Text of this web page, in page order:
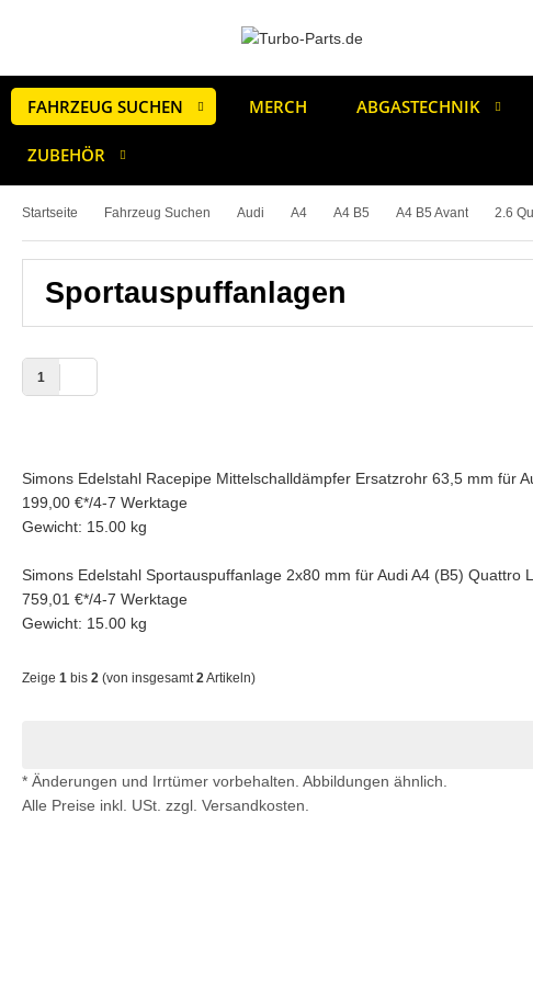
FAHRZEUG SUCHEN MERCH ABGASTECHNIK
ZUBEHÖR
Startseite Fahrzeug Suchen Audi A4 A4 B5 A4 B5 Avant 2.6
Sportauspuffanlagen
1
Simons Edelstahl Racepipe Mittelschalldämpfer Ersatzrohr 63,5 mm für
199,00 €*/4-7 Werktage
Gewicht: 15.00 kg
Simons Edelstahl Sportauspuffanlage 2x80 mm für Audi A4 (B5)
759,01 €*/4-7 Werktage
Gewicht: 15.00 kg
Zeige 1 bis 2 (von insgesamt2Artikeln)
* Änderungen und Irrtümer vorbehalten. Abbildungen ähnlich.
Alle Preise inkl. USt. zzgl. Versandkosten.